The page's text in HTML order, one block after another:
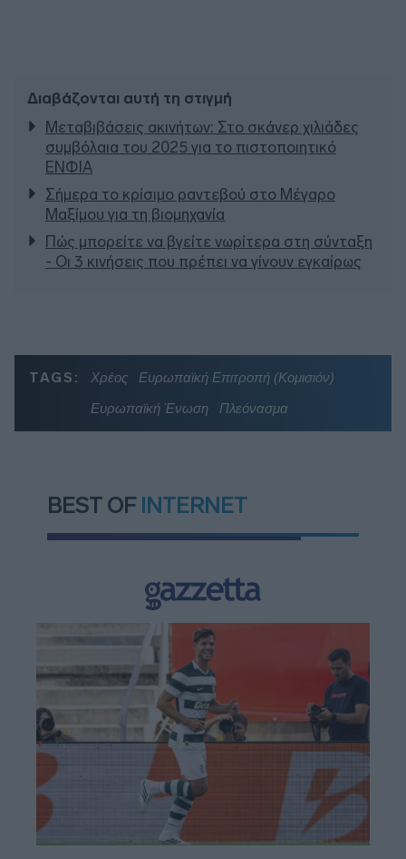
Διαβάζονται αυτή τη στιγμή
Μεταβιβάσεις ακινήτων: Στο σκάνερ χιλιάδες
συμβόλαια του 2025 για το πιστοποιητικό
ΕΝΦΙΑ
Σήμερα το κρίσιμο ραντεβού στο Μέγαρο
Μαξίμου για τη βιομηχανία
Πώς μπορείτε να βγείτε νωρίτερα στη σύνταξη
- Οι 3 κινήσεις που πρέπει να γίνουν εγκαίρως
TAGS: Χρέος
Ευρωπαϊκή Επιτροπή (Κομισιόν)
Ευρωπαϊκή Ένωση
Πλεόνασμα
BEST OF INTERNET